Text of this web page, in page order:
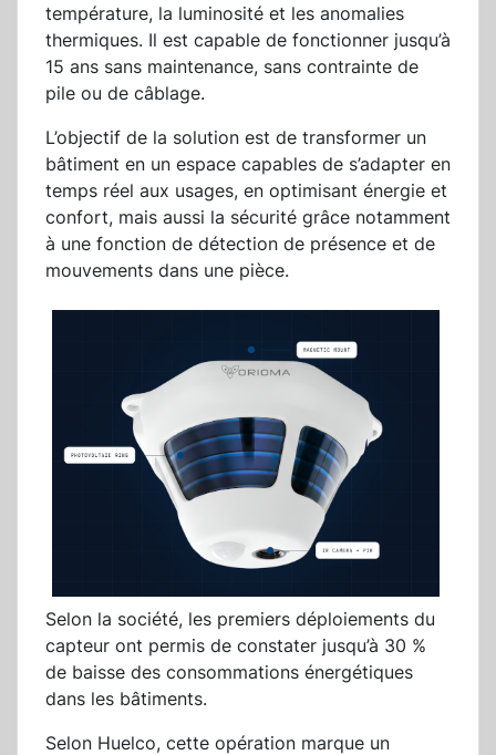
température, la luminosité et les anomalies
thermiques. Il est capable de fonctionner jusqu’à
15 ans sans maintenance, sans contrainte de
pile ou de câblage.
L’objectif de la solution est de transformer un
bâtiment en un espace capables de s’adapter en
temps réel aux usages, en optimisant énergie et
confort, mais aussi la sécurité grâce notamment
à une fonction de détection de présence et de
mouvements dans une pièce.
Selon la société, les premiers déploiements du
capteur ont permis de constater jusqu’à 30 %
de baisse des consommations énergétiques
dans les bâtiments.
Selon Huelco, cette opération marque un